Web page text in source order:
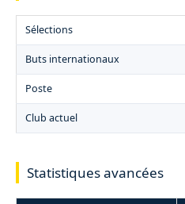
Sélections
Buts internationaux
Poste
Club actuel
Statistiques avancées